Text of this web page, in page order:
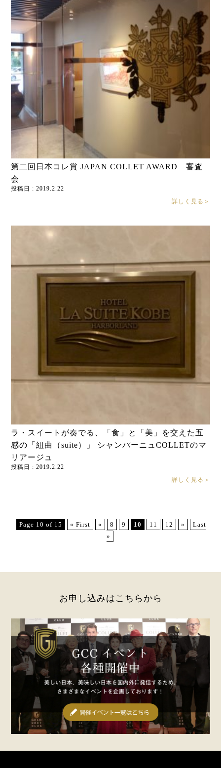
第二回日本コレ賞 JAPAN COLLET AWARD 審査
会
投稿日 : 2019.2.22
詳しく見る＞
ラ・スイートが奏でる、「食」と「美」を交えた五
感の「組曲（suite）」 シャンパーニュCOLLETのマ
リアージュ
投稿日 : 2019.2.22
詳しく見る＞
Page 10 of 15 « First « 8 9 10 11 12 »
Last
»
お申し込みはこちらから